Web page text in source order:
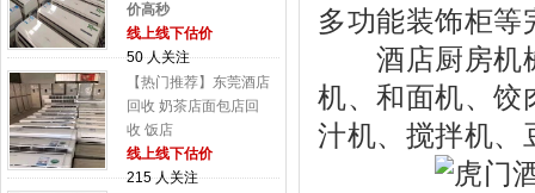
价高秒
线上线下估价
50 人关注
【热门推荐】东莞酒店
回收 奶茶店面包店回
收 饭店
线上线下估价
215 人关注
多功能装饰柜等
酒店厨房机械
机、和面机、饺
汁机、搅拌机、